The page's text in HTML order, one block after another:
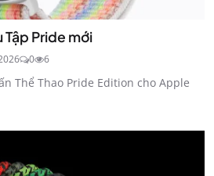
Tập Pride mới
0 6
Thể Thao Pride Edition cho Apple